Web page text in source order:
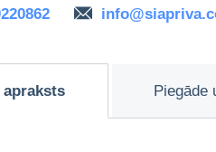
apraksts Piegāde